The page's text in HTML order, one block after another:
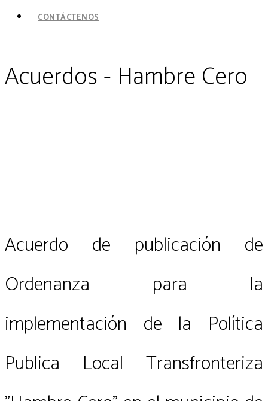
CONTÁCTENOS
Acuerdos - Hambre Cero
Acuerdo de publicación de
Ordenanza para la
implementación de la Política
Publica Local Transfronteriza